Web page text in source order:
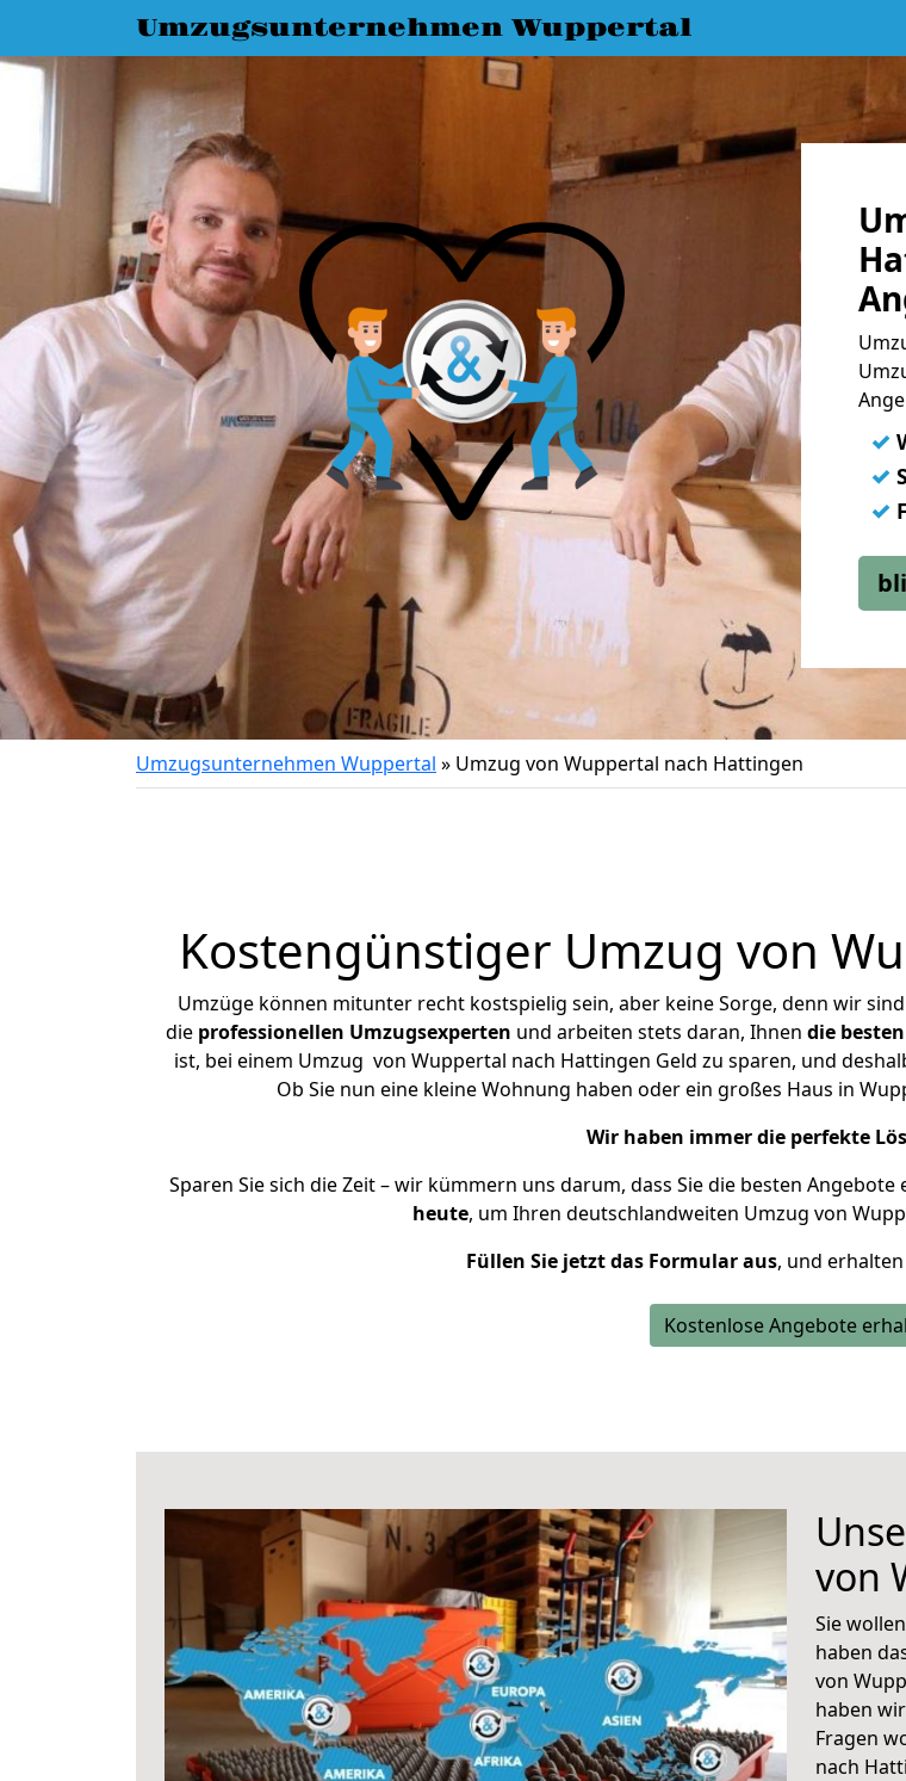
Umzugsunternehmen Wuppertal
✓
✓
✓
Umzugsunternehmen Wuppertal » Umzug von Wuppertal nach Hattingen
Kostengünstiger Umzug von
Umzüge können mitunter recht kostspielig sein, aber keine Sorge, denn wir
die professionellen Umzugsexperten und arbeiten stets daran, Ihnen die
ist, bei einem Umzug von Wuppertal nach Hattingen Geld zu sparen, und
Ob Sie nun eine kleine Wohnung haben oder ein großes Haus in
Wir haben immer die perfekte
Sparen Sie sich die Zeit – wir kümmern uns darum, dass Sie die besten Angebote
heute, um Ihren deutschlandweiten Umzug von
Füllen Sie jetzt das Formular aus, und
Kostenlose Angebote
von
Sie
haben
von
haben
Fragen
nach